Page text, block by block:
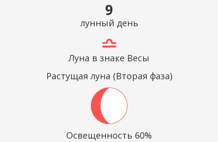
9
лунный день
Луна в знаке Весы
Растущая луна (Вторая фаза)
Освещенность 60%